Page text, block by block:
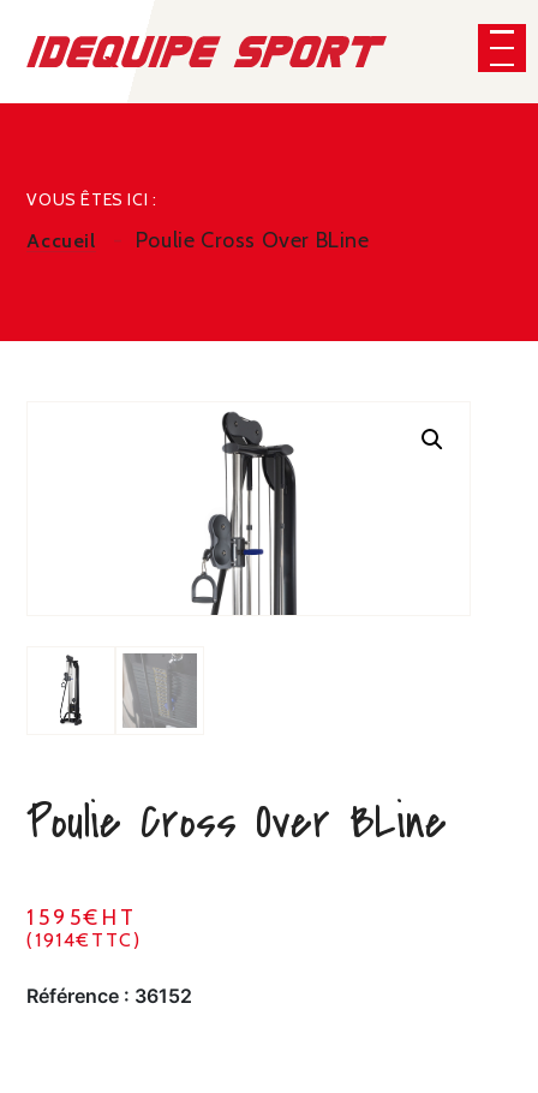
VOUS ÊTES ICI :
Accueil Poulie Cross Over BLine
Poulie Cross Over BLine
1595€HT
(1914€TTC)
Référence : 36152